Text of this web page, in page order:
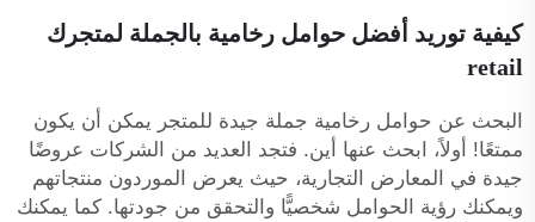
كيفية توريد أفضل حوامل رخامية بالجملة لمتجرك
retail
البحث عن حوامل رخامية جملة جيدة للمتجر يمكن أن يكون
ممتعًا! أولاً، ابحث عنها أين. فتجد العديد من الشركات عروضًا
جيدة في المعارض التجارية، حيث يعرض الموردون منتجاتهم
ويمكنك رؤية الحوامل شخصيًّا والتحقق من جودتها. كما يمكنك